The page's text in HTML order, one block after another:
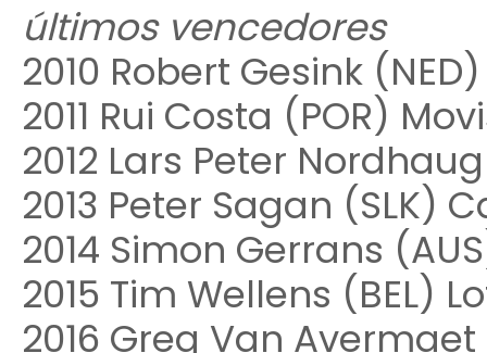
últimos vencedores
2010 Robert Gesink
2011 Rui Costa (POR)
2012 Lars Peter
2013 Peter Sagan (SLK)
2014 Simon Gerrans
2015 Tim Wellens (BEL)
2016 Greg Van